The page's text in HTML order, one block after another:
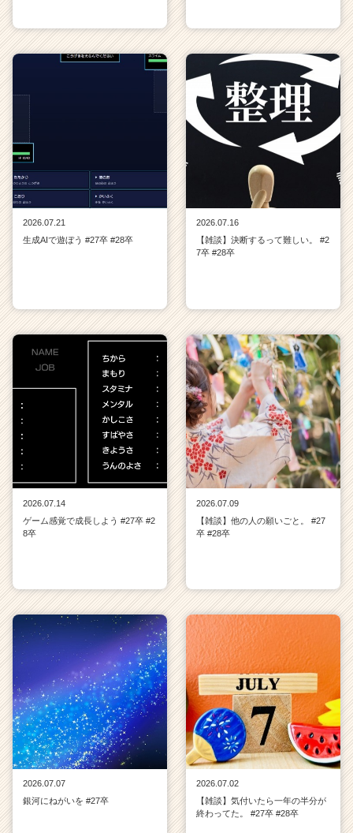
2026.07.21
生成AIで遊ぼう #27卒 #28卒
2026.07.16
【雑談】決断するって難しい。 #2
7卒 #28卒
2026.07.14
ゲーム感覚で成長しよう #27卒 #2
8卒
2026.07.09
【雑談】他の人の願いごと。 #27
卒 #28卒
2026.07.07
銀河にねがいを #27卒
2026.07.02
【雑談】気付いたら一年の半分が
終わってた。 #27卒 #28卒